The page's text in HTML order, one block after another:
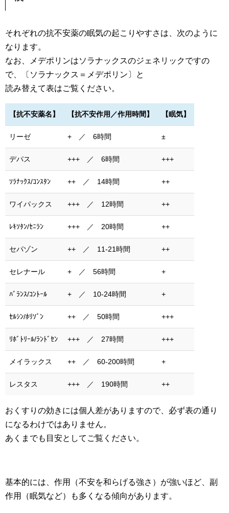
それぞれの抗不安薬の眠気の起こりやすさは、次のように
なります。
なお、メデポリンはソラナックスのジェネリックですの
で、〔ソラナックス＝メデポリン〕と
読み替えて表はご覧ください。
【抗不安薬名】 【抗不安作用／作用時間】 【眠気】
リーゼ + ／ 6時間 ±
デパス +++ ／ 6時間 +++
ｿﾗﾅｯｸｽ/ｺﾝｽﾀﾝ ++ ／ 14時間 ++
ワイパックス +++ ／ 12時間 ++
ﾚｷｿﾀﾝ/ｾﾆﾗﾝ +++ ／ 20時間 ++
セパゾン ++ ／ 11-21時間 ++
セレナール + ／ 56時間 +
ﾊﾞﾗﾝｽ/ｺﾝﾄｰﾙ + ／ 10-24時間 +
ｾﾙｼﾝ/ﾎﾘｿﾞﾝ ++ ／ 50時間 +++
ﾘﾎﾞﾄﾘｰﾙ/ﾗﾝﾄﾞｾﾝ +++ ／ 27時間 +++
メイラックス ++ ／ 60-200時間 +
レスタス +++ ／ 190時間 ++
おくすりの効きには個人差がありますので、必ず表の通り
になるわけではありません。
あくまでも目安としてご覧ください。
基本的には、作用（不安を和らげる強さ）が強いほど、副
作用（眠気など）も多くなる傾向があります。